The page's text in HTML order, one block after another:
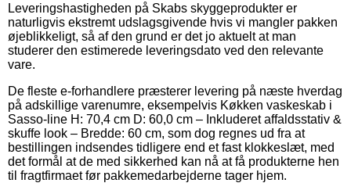
Leveringshastigheden på Skabs skyggeprodukter er
naturligvis ekstremt udslagsgivende hvis vi mangler pakken
øjeblikkeligt, så af den grund er det jo aktuelt at man
studerer den estimerede leveringsdato ved den relevante
vare.
De fleste e-forhandlere præsterer levering på næste hverdag
på adskillige varenumre, eksempelvis Køkken vaskeskab i
Sasso-line H: 70,4 cm D: 60,0 cm – Inkluderet affaldsstativ &
skuffe look – Bredde: 60 cm, som dog regnes ud fra at
bestillingen indsendes tidligere end et fast klokkeslæt, med
det formål at de med sikkerhed kan nå at få produkterne hen
til fragtfirmaet før pakkemedarbejderne tager hjem.